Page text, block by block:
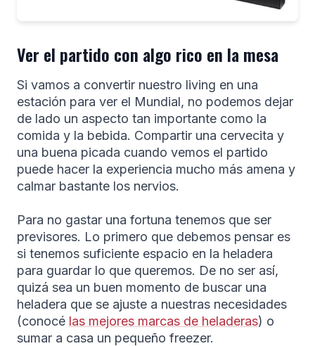
Ver el partido con algo rico en la mesa
Si vamos a convertir nuestro living en una
estación para ver el Mundial, no podemos dejar
de lado un aspecto tan importante como la
comida y la bebida. Compartir una cervecita y
una buena picada cuando vemos el partido
puede hacer la experiencia mucho más amena y
calmar bastante los nervios.
Para no gastar una fortuna tenemos que ser
previsores. Lo primero que debemos pensar es
si tenemos suficiente espacio en la heladera
para guardar lo que queremos. De no ser así,
quizá sea un buen momento de buscar una
heladera que se ajuste a nuestras necesidades
(conocé las mejores marcas de heladeras) o
sumar a casa un pequeño freezer.